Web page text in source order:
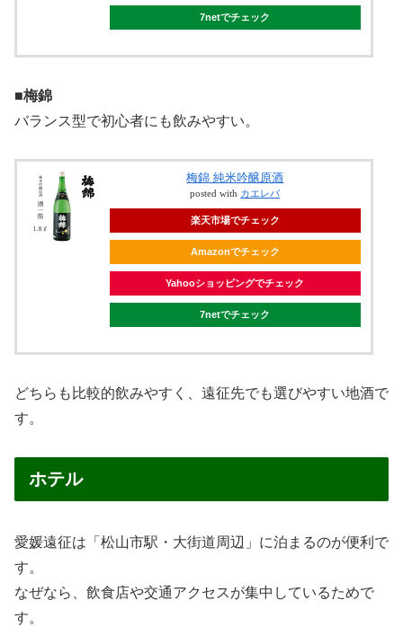
7netでチェック
■梅錦
バランス型で初心者にも飲みやすい。
梅錦 純米吟醸原酒
posted with カエレバ
楽天市場でチェック
Amazonでチェック
Yahooショッピングでチェック
7netでチェック
どちらも比較的飲みやすく、遠征先でも選びやすい地酒で
す。
ホテル
愛媛遠征は「松山市駅・大街道周辺」に泊まるのが便利で
す。
なぜなら、飲食店や交通アクセスが集中しているためで
す。